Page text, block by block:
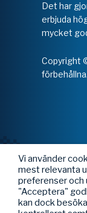
Det har
erbjuda
mycket
Copyright
förbehållna.
Vi använder
mest relevanta
preferenser och
"Acceptera"
kan dock